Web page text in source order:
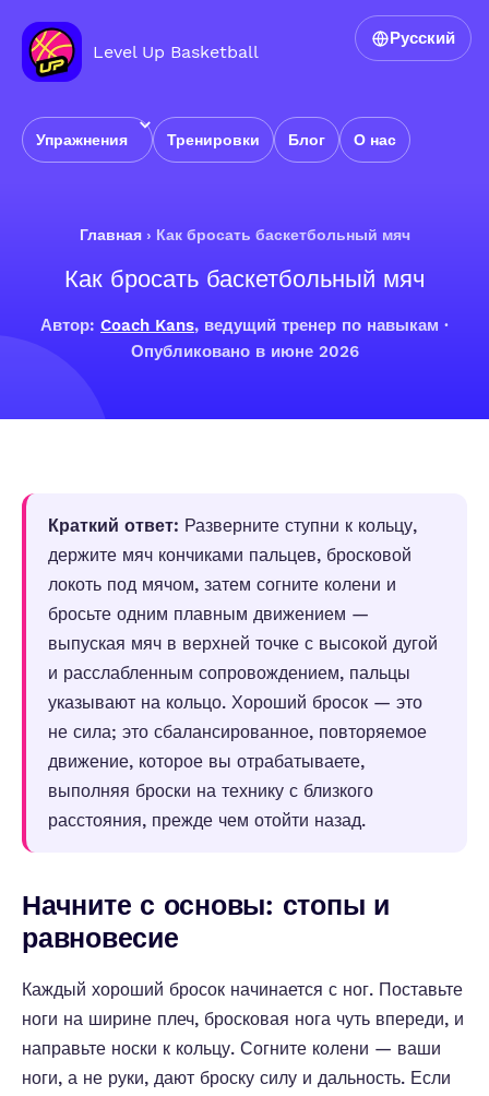
Level Up Basketball
Упражнения Тренировки Блог О нас
Русский
Главная› Как бросать баскетбольный мяч
Как бросать баскетбольный мяч
Автор: Coach Kans, ведущий тренер по навыкам ·
Опубликовано в июне 2026
Краткий ответ: Разверните ступни к кольцу,
держите мяч кончиками пальцев, бросковой
локоть под мячом, затем согните колени и
бросьте одним плавным движением —
выпуская мяч в верхней точке с высокой дугой
и расслабленным сопровождением, пальцы
указывают на кольцо. Хороший бросок — это
не сила; это сбалансированное, повторяемое
движение, которое вы отрабатываете,
выполняя броски на технику с близкого
расстояния, прежде чем отойти назад.
Начните с основы: стопы и
равновесие
Каждый хороший бросок начинается с ног. Поставьте
ноги на ширине плеч, бросковая нога чуть впереди, и
направьте носки к кольцу. Согните колени — ваши
ноги, а не руки, дают броску силу и дальность. Если